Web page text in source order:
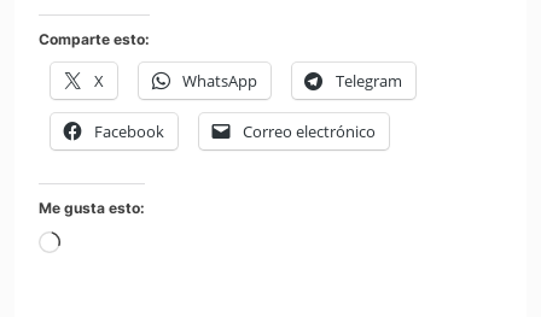
Comparte esto:
X WhatsApp Telegram
Facebook Correo electrónico
Me gusta esto:
Cargando...